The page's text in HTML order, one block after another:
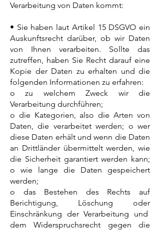
Verarbeitung von Daten kommt:
• Sie haben laut Artikel 15 DSGVO ein
Auskunftsrecht darüber, ob wir Daten
von Ihnen verarbeiten. Sollte das
zutreffen, haben Sie Recht darauf eine
Kopie der Daten zu erhalten und die
folgenden Informationen zu erfahren:
o zu welchem Zweck wir die
Verarbeitung durchführen;
o die Kategorien, also die Arten von
Daten, die verarbeitet werden; o wer
diese Daten erhält und wenn die Daten
an Drittländer übermittelt werden, wie
die Sicherheit garantiert werden kann;
o wie lange die Daten gespeichert
werden;
o das Bestehen des Rechts auf
Berichtigung, Löschung oder
Einschränkung der Verarbeitung und
dem Widerspruchsrecht gegen die